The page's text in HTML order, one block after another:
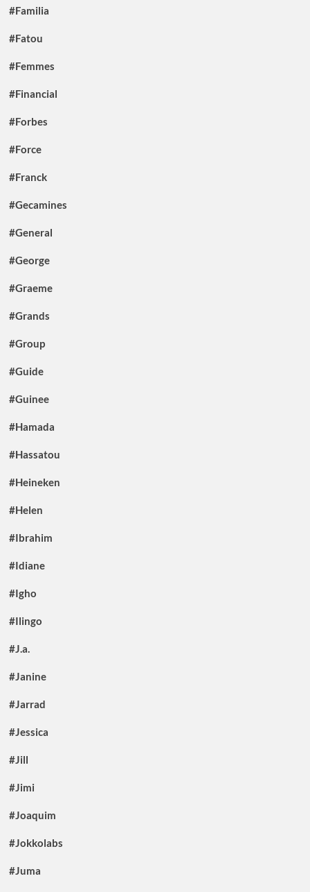
#Familia
#Fatou
#Femmes
#Financial
#Forbes
#Force
#Franck
#Gecamines
#General
#George
#Graeme
#Grands
#Group
#Guide
#Guinee
#Hamada
#Hassatou
#Heineken
#Helen
#Ibrahim
#Idiane
#Igho
#Ilingo
#J.a.
#Janine
#Jarrad
#Jessica
#Jill
#Jimi
#Joaquim
#Jokkolabs
#Juma